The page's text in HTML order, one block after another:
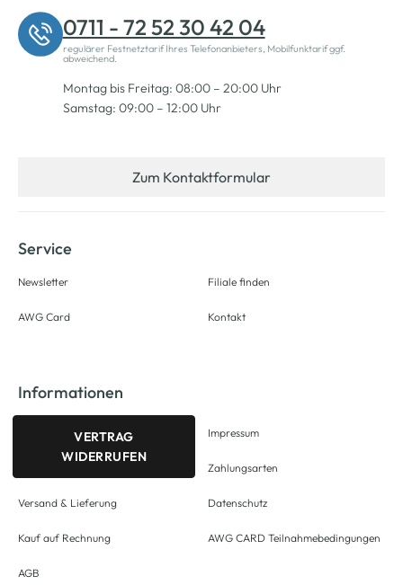
0711 - 72 52 30 42 04
regulärer Festnetztarif Ihres Telefonanbieters, Mobilfunktarif ggf.
abweichend.
Montag bis Freitag: 08:00 – 20:00 Uhr
Samstag: 09:00 – 12:00 Uhr
Zum Kontaktformular
Service
Newsletter
AWG Card
Filiale finden
Kontakt
Informationen
VERTRAG
WIDERRUFEN
Versand & Lieferung
Kauf auf Rechnung
AGB
Impressum
Zahlungsarten
Datenschutz
AWG CARD Teilnahmebedingungen